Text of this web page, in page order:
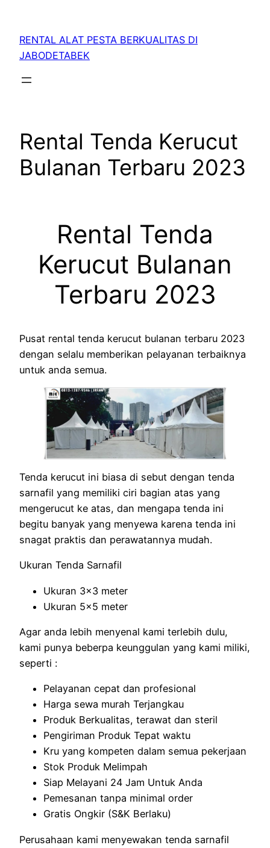
RENTAL ALAT PESTA BERKUALITAS DI
JABODETABEK
Rental Tenda Kerucut
Bulanan Terbaru 2023
Rental Tenda
Kerucut Bulanan
Terbaru 2023
Pusat rental tenda kerucut bulanan terbaru 2023
dengan selalu memberikan pelayanan terbaiknya
untuk anda semua.
Tenda kerucut ini biasa di sebut dengan tenda
sarnafil yang memiliki ciri bagian atas yang
mengerucut ke atas, dan mengapa tenda ini
begitu banyak yang menyewa karena tenda ini
snagat praktis dan perawatannya mudah.
Ukuran Tenda Sarnafil
Ukuran 3×3 meter
Ukuran 5×5 meter
Agar anda lebih menyenal kami terlebih dulu,
kami punya beberpa keunggulan yang kami miliki,
seperti :
Pelayanan cepat dan profesional
Harga sewa murah Terjangkau
Produk Berkualitas, terawat dan steril
Pengiriman Produk Tepat waktu
Kru yang kompeten dalam semua pekerjaan
Stok Produk Melimpah
Siap Melayani 24 Jam Untuk Anda
Pemesanan tanpa minimal order
Gratis Ongkir (S&K Berlaku)
Perusahaan kami menyewakan tenda sarnafil